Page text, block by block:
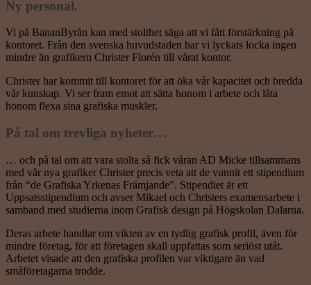
Ny personal.
Vi på BananByrån kan med stolthet säga att vi fått förstärkning på
kontoret. Från den svenska huvudstaden har vi lyckats locka ingen
mindre än grafikern Christer Florén till vårat kontor.
Christer har kommit till kontoret för att öka vår kapacitet och bredda
vår kunskap. Vi ser fram emot att sätta honom i arbete och låta
honom flexa sina grafiska muskler.
På tal om trevliga nyheter…
… och på tal om att vara stolta så fick våran AD Micke tillsammans
med vår nya grafiker Christer precis veta att de vunnit ett stipendium
från “de Grafiska Yrkenas Främjande”. Stipendiet är ett
Uppsatsstipendium och avser Mikael och Christers examensarbete i
samband med studierna inom Grafisk design på Högskolan Dalarna.
Deras arbete handlar om vikten av en tydlig grafisk profil, även för
mindre företag, för att företagen skall uppfattas som seriöst utåt.
Arbetet visade att den grafiska profilen var viktigare än vad
småföretagarna trodde.